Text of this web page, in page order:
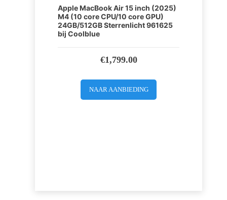
Apple MacBook Air 15 inch (2025)
M4 (10 core CPU/10 core GPU)
24GB/512GB Sterrenlicht 961625
bij Coolblue
€1,799.00
NAAR AANBIEDING